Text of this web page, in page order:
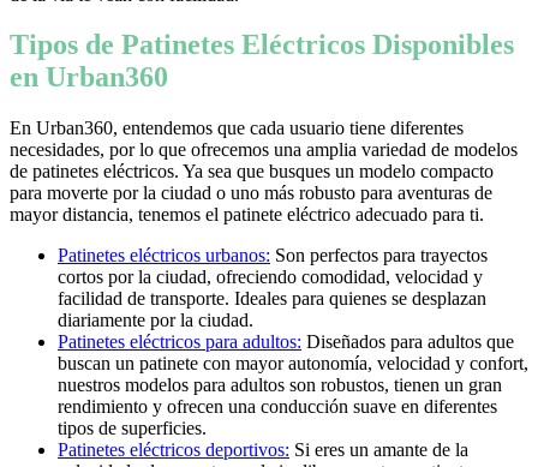
Tipos de Patinetes Eléctricos Disponibles
en Urban360
En Urban360, entendemos que cada usuario tiene diferentes
necesidades, por lo que ofrecemos una amplia variedad de modelos
de patinetes eléctricos. Ya sea que busques un modelo compacto
para moverte por la ciudad o uno más robusto para aventuras de
mayor distancia, tenemos el patinete eléctrico adecuado para ti.
Patinetes eléctricos urbanos: Son perfectos para trayectos
cortos por la ciudad, ofreciendo comodidad, velocidad y
facilidad de transporte. Ideales para quienes se desplazan
diariamente por la ciudad.
Patinetes eléctricos para adultos: Diseñados para adultos que
buscan un patinete con mayor autonomía, velocidad y confort,
nuestros modelos para adultos son robustos, tienen un gran
rendimiento y ofrecen una conducción suave en diferentes
tipos de superficies.
Patinetes eléctricos deportivos: Si eres un amante de la